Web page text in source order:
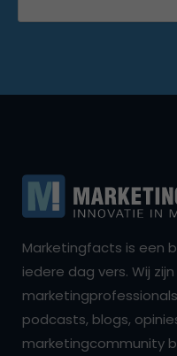
Marketingfacts is een
iedere dag vers. Wij
podcasts, blogs,
marketingcommunity